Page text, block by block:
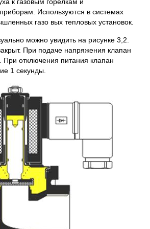
Используются в системах
газо вых тепловых установок.
можно увидить на рисунке 3,2.
При подаче напряжения клапан
При отключения питания клапан
1 секунды.